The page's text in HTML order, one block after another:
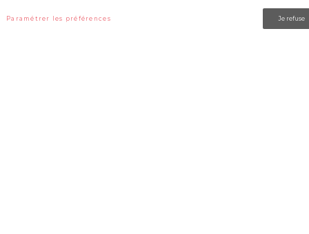
Paramétrer les préférences Je refuse